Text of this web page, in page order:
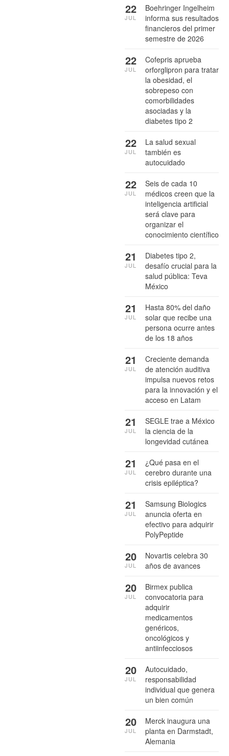
Boehringer Ingelheim
informa sus resultados
financieros del primer
semestre de 2026
22
JUL
Cofepris aprueba
orforglipron para tratar
la obesidad, el
sobrepeso con
comorbilidades
asociadas y la
diabetes tipo 2
22
JUL
La salud sexual
también es
autocuidado
22
JUL
Seis de cada 10
médicos creen que la
inteligencia artificial
será clave para
organizar el
conocimiento científico
22
JUL
Diabetes tipo 2,
desafío crucial para la
salud pública: Teva
México
21
JUL
Hasta 80% del daño
solar que recibe una
persona ocurre antes
de los 18 años
21
JUL
Creciente demanda
de atención auditiva
impulsa nuevos retos
para la innovación y el
acceso en Latam
21
JUL
SEGLE trae a México
la ciencia de la
longevidad cutánea
21
JUL
¿Qué pasa en el
cerebro durante una
crisis epiléptica?
21
JUL
Samsung Biologics
anuncia oferta en
efectivo para adquirir
PolyPeptide
21
JUL
Novartis celebra 30
años de avances
20
JUL
Birmex publica
convocatoria para
adquirir
medicamentos
genéricos,
oncológicos y
antiinfecciosos
20
JUL
Autocuidado,
responsabilidad
individual que genera
un bien común
20
JUL
Merck inaugura una
planta en Darmstadt,
Alemania
20
JUL